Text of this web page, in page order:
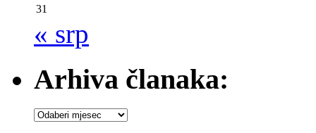
31
« srp
Arhiva članaka:
Arhiva